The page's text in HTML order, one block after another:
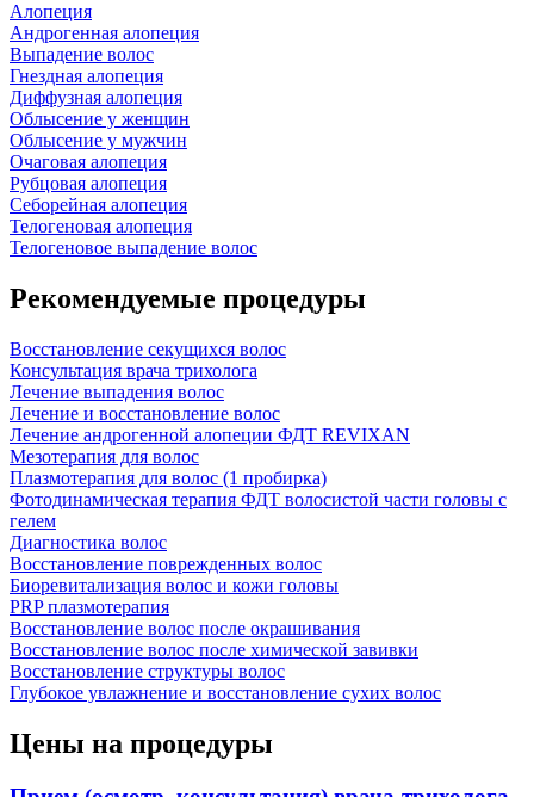
Алопеция
Андрогенная алопеция
Выпадение волос
Гнездная алопеция
Диффузная алопеция
Облысение у женщин
Облысение у мужчин
Очаговая алопеция
Рубцовая алопеция
Себорейная алопеция
Телогеновая алопеция
Телогеновое выпадение волос
Рекомендуемые процедуры
Восстановление секущихся волос
Консультация врача трихолога
Лечение выпадения волос
Лечение и восстановление волос
Лечение андрогенной алопеции ФДТ REVIXAN
Мезотерапия для волос
Плазмотерапия для волос (1 пробирка)
Фотодинамическая терапия ФДТ волосистой части головы с
гелем
Диагностика волос
Восстановление поврежденных волос
Биоревитализация волос и кожи головы
PRP плазмотерапия
Восстановление волос после окрашивания
Восстановление волос после химической завивки
Восстановление структуры волос
Глубокое увлажнение и восстановление сухих волос
Цены на процедуры